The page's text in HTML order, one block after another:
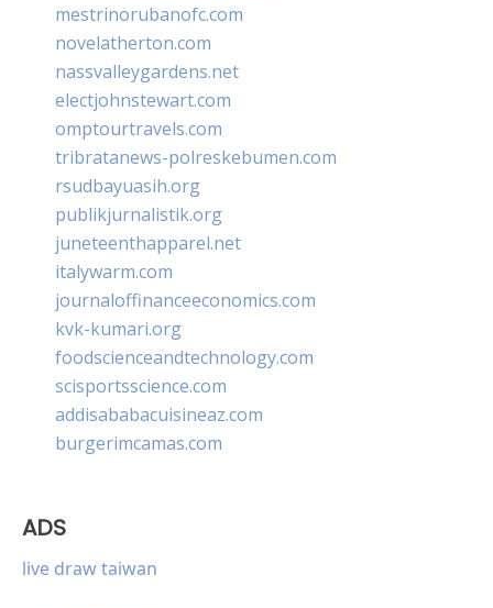
mestrinorubanofc.com
novelatherton.com
nassvalleygardens.net
electjohnstewart.com
omptourtravels.com
tribratanews-polreskebumen.com
rsudbayuasih.org
publikjurnalistik.org
juneteenthapparel.net
italywarm.com
journaloffinanceeconomics.com
kvk-kumari.org
foodscienceandtechnology.com
scisportsscience.com
addisababacuisineaz.com
burgerimcamas.com
ADS
live draw taiwan